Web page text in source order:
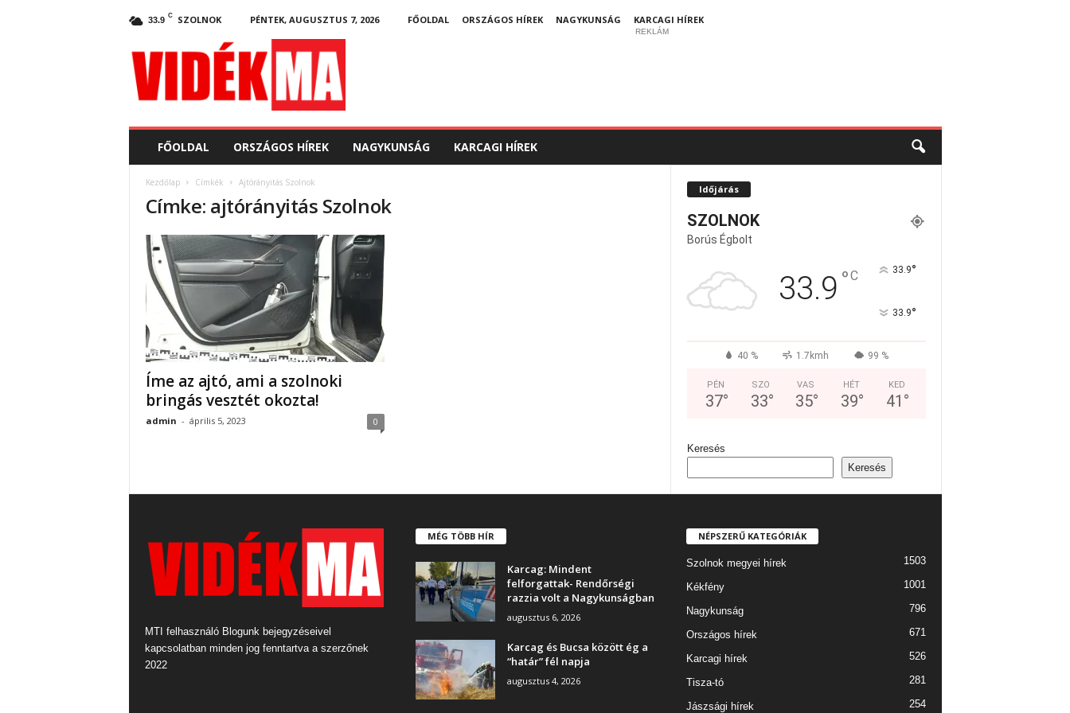
33.9 C SZOLNOK PÉNTEK, AUGUSZTUS 7, 2026 FŐOLDAL ORSZÁGOS HÍREK NAGYKUNSÁG
KARCAGI HÍREK
d
REKLÁM
FŐOLDAL ORSZÁGOS HÍREK NAGYKUNSÁG KARCAGI HÍREK
Kezdőlap Címkék Ajtórányitás Szolnok
Címke: ajtórányitás Szolnok
Íme az ajtó, ami a szolnoki
bringás vesztét okozta!
admin - április 5, 2023 0
Időjárás
SZOLNOK
Borús Égbolt
33.9 °C 33.9°
33.9°
40 % 1.7kmh 99 %
PÉN
37°
SZO
33°
VAS
35°
HÉT
39°
KED
41 °
Keresés
Keresés
MTI felhasználó Blogunk bejegyzéseivel
kapcsolatban minden jog fenntartva a szerzőnek
2022
MÉG TÖBB HÍR
Karcag: Mindent
felforgattak- Rendőrségi
razzia volt a Nagykunságban
augusztus 6, 2026
Karcag és Bucsa között ég a
“határ” fél napja
augusztus 4, 2026
NÉPSZERŰ KATEGÓRIÁK
Szolnok megyei hírek 1503
Kékfény 1001
Nagykunság 796
Országos hírek 671
Karcagi hírek 526
Tisza-tó 281
Jászsági hírek 254